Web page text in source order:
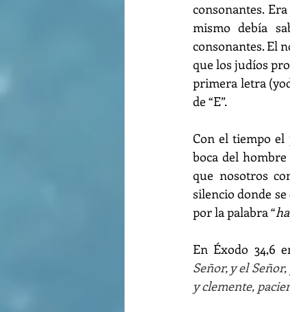
consonantes.
mismo debía
consonantes. El
que los judíos
primera letra
de “E”.
Con el tiempo
boca del
que nosotros
silencio donde
por la palabra “
En Éxodo 34,6
Señor, y el
y clemente,